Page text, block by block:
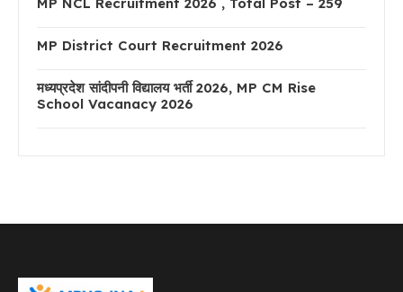
MP NCL Recruitment 2026 , Total Post – 259
MP District Court Recruitment 2026
मध्यप्रदेश सांदीपनी विद्यालय भर्ती 2026, MP CM Rise
School Vacanacy 2026